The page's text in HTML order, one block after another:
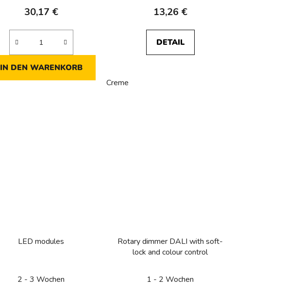
30,17 €
IN DEN WARENKORB
13,26 €
DETAIL
Creme
LED modules
2 - 3 Wochen
Rotary dimmer DALI with soft-
lock and colour control
1 - 2 Wochen